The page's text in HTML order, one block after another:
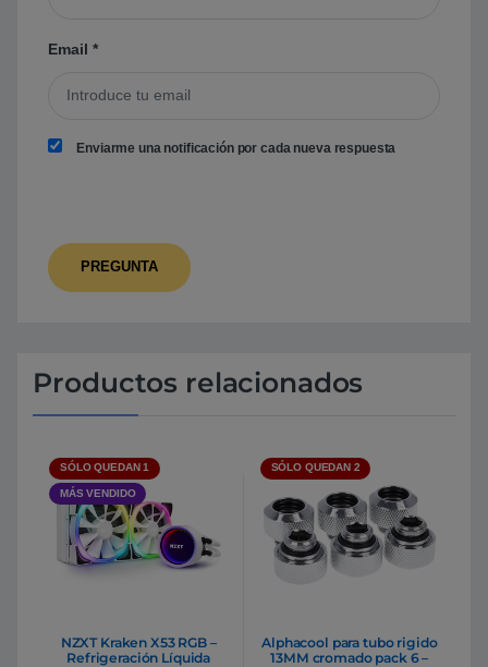
Email *
Enviarme una notificación por cada nueva respuesta
Productos relacionados
SÓLO QUEDAN 1
MÁS VENDIDO
NZXT Kraken X53 RGB –
Refrigeración Líquida
SÓLO QUEDAN 2
Alphacool para tubo rigido
13MM cromado pack 6 –